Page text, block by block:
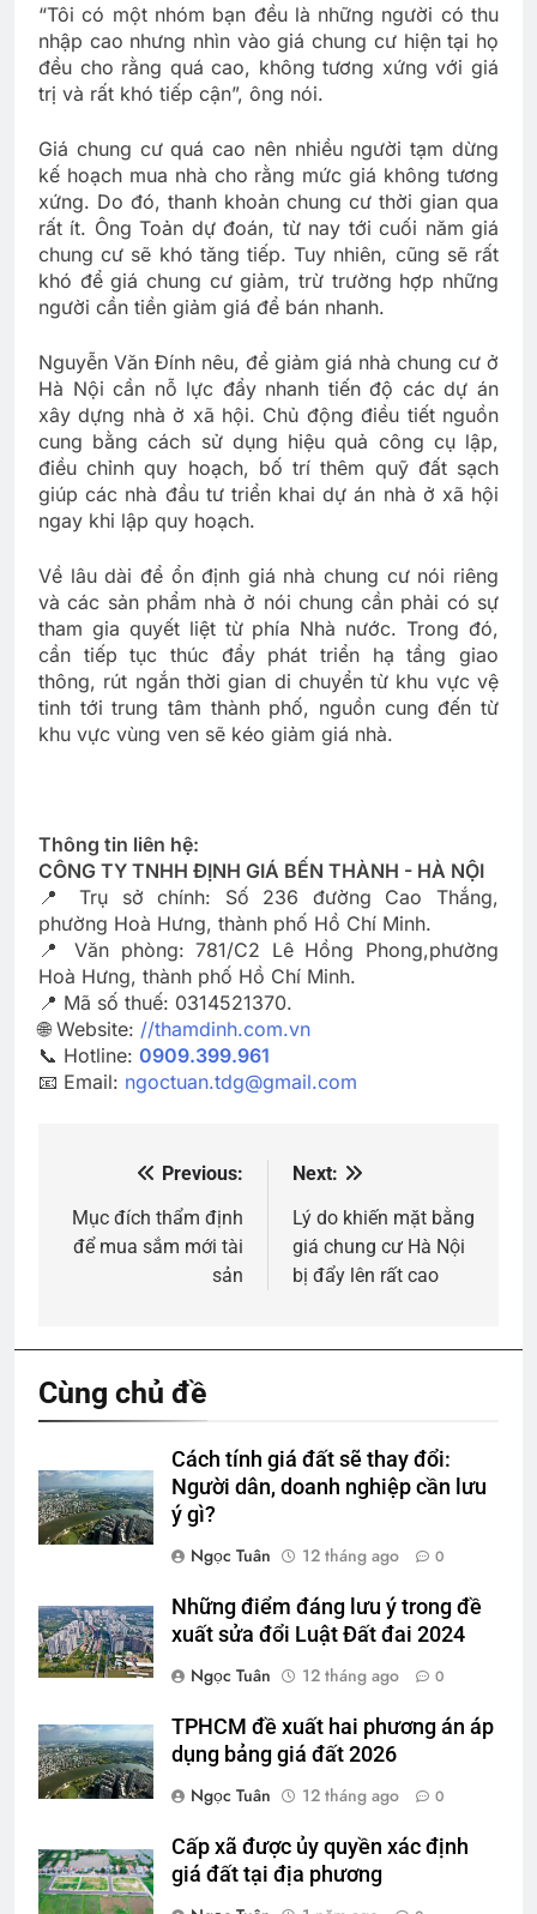
“Tôi có một nhóm bạn đều là những người có thu
nhập cao nhưng nhìn vào giá chung cư hiện tại họ
đều cho rằng quá cao, không tương xứng với giá
trị và rất khó tiếp cận”, ông nói.
Giá chung cư quá cao nên nhiều người tạm dừng
kế hoạch mua nhà cho rằng mức giá không tương
xứng. Do đó, thanh khoản chung cư thời gian qua
rất ít. Ông Toản dự đoán, từ nay tới cuối năm giá
chung cư sẽ khó tăng tiếp. Tuy nhiên, cũng sẽ rất
khó để giá chung cư giảm, trừ trường hợp những
người cần tiền giảm giá để bán nhanh.
Nguyễn Văn Đính nêu, để giảm giá nhà chung cư ở
Hà Nội cần nỗ lực đẩy nhanh tiến độ các dự án
xây dựng nhà ở xã hội. Chủ động điều tiết nguồn
cung bằng cách sử dụng hiệu quả công cụ lập,
điều chỉnh quy hoạch, bố trí thêm quỹ đất sạch
giúp các nhà đầu tư triển khai dự án nhà ở xã hội
ngay khi lập quy hoạch.
Về lâu dài để ổn định giá nhà chung cư nói riêng
và các sản phẩm nhà ở nói chung cần phải có sự
tham gia quyết liệt từ phía Nhà nước. Trong đó,
cần tiếp tục thúc đẩy phát triển hạ tầng giao
thông, rút ngắn thời gian di chuyển từ khu vực vệ
tinh tới trung tâm thành phố, nguồn cung đến từ
khu vực vùng ven sẽ kéo giảm giá nhà.
Thông tin liên hệ:
CÔNG TY TNHH ĐỊNH GIÁ BẾN THÀNH - HÀ NỘI
📍 Trụ sở chính: Số 236 đường Cao Thắng,
phường Hoà Hưng, thành phố Hồ Chí Minh.
📍 Văn phòng: 781/C2 Lê Hồng Phong,phường
Hoà Hưng, thành phố Hồ Chí Minh.
📍 Mã số thuế: 0314521370.
🌐 Website: //thamdinh.com.vn
📞 Hotline: 0909.399.961
📧 Email: ngoctuan.tdg@gmail.com
hướng
Previous:
Mục đích thẩm định
để mua sắm mới tài
sản
Next:
Lý do khiến mặt bằng
giá chung cư Hà Nội
bị đẩy lên rất cao
Cùng chủ đề
Cách tính giá đất sẽ thay đổi:
Người dân, doanh nghiệp cần lưu
ý gì?
Ngọc Tuân
12 tháng ago 0
Những điểm đáng lưu ý trong đề
xuất sửa đổi Luật Đất đai 2024
Ngọc Tuân
12 tháng ago 0
TPHCM đề xuất hai phương án áp
dụng bảng giá đất 2026
Ngọc Tuân
12 tháng ago 0
Cấp xã được ủy quyền xác định
giá đất tại địa phương